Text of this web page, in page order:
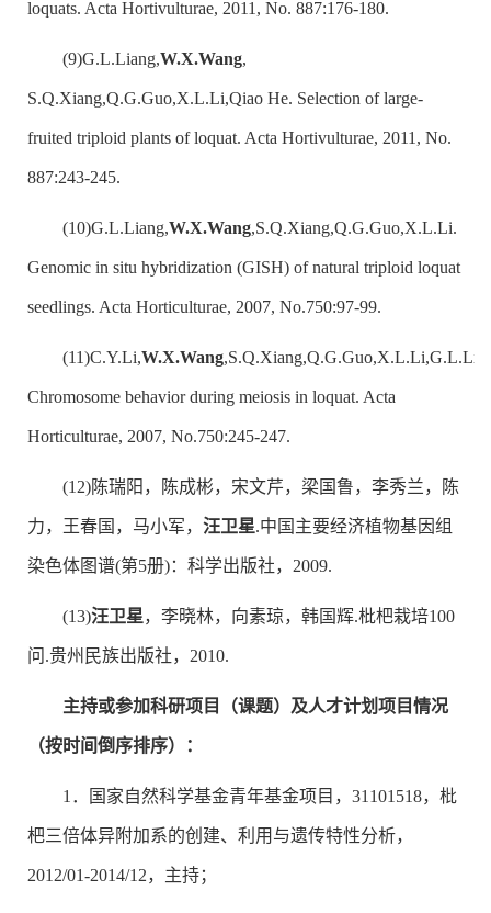
loquats. Acta Hortivulturae, 2011, No. 887:176-180.
(9)G.L.Liang,W.X.Wang,
S.Q.Xiang,Q.G.Guo,X.L.Li,Qiao He. Selection of large-
fruited triploid plants of loquat. Acta Hortivulturae, 2011, No.
887:243-245.
(10)G.L.Liang,W.X.Wang,S.Q.Xiang,Q.G.Guo,X.L.Li.
Genomic in situ hybridization (GISH) of natural triploid loquat
seedlings. Acta Horticulturae, 2007, No.750:97-99.
(11)C.Y.Li,W.X.Wang
Chromosome behavior during meiosis in loquat. Acta
Horticulturae, 2007, No.750:245-247.
(12)陈瑞阳，陈成彬，宋文芹，梁国鲁，李秀兰，陈
力，王春国，马小军， 汪卫星.中国主要经济植物基因组
染色体图谱(第5册)：科学出版社，2009.
(13)汪卫星，李晓林，向素琼，韩国辉.枇杷栽培100
问.贵州民族出版社，2010.
主持或参加科研项目（课题）及人才计划项目情况
（按时间倒序排序）：
1．国家自然科学基金青年基金项目，31101518，枇
杷三倍体异附加系的创建、利用与遗传特性分析，
2012/01-2014/12，主持；